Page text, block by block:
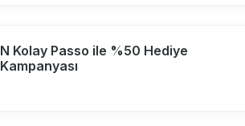
N Kolay Passo ile %50 Hediye
Kampanyası